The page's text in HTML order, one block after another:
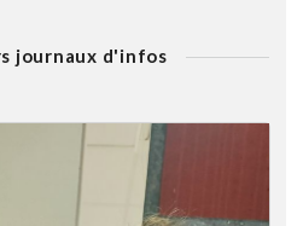
journaux d'infos